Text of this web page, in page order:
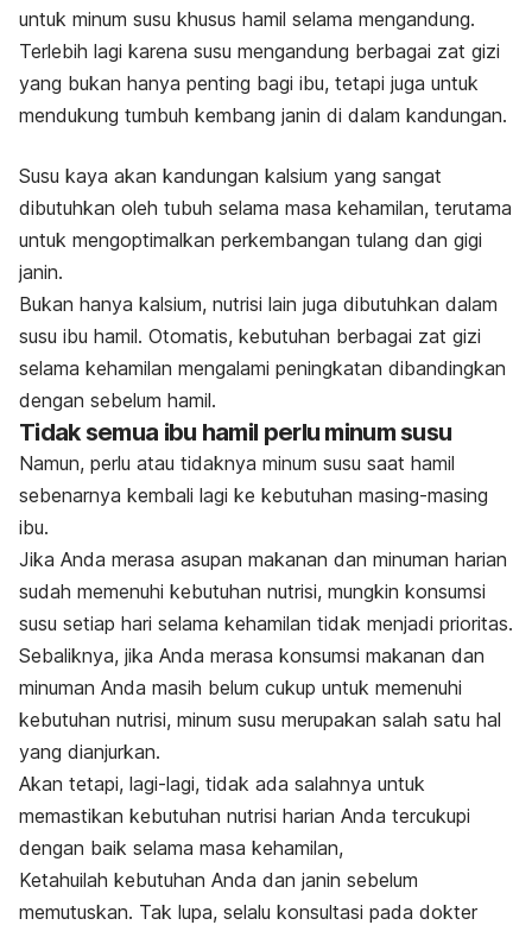
untuk minum susu khusus hamil selama mengandung.
Terlebih lagi karena susu mengandung berbagai zat gizi
yang bukan hanya penting bagi ibu, tetapi juga untuk
mendukung tumbuh kembang janin di dalam kandungan.
Susu kaya akan kandungan kalsium yang sangat
dibutuhkan oleh tubuh selama masa kehamilan, terutama
untuk mengoptimalkan perkembangan tulang dan gigi
janin.
Bukan hanya kalsium, nutrisi lain juga dibutuhkan dalam
susu ibu hamil. Otomatis, kebutuhan berbagai zat gizi
selama kehamilan mengalami peningkatan dibandingkan
dengan sebelum hamil.
Tidak semua ibu hamil perlu minum susu
Namun, perlu atau tidaknya minum susu saat hamil
sebenarnya kembali lagi ke kebutuhan masing-masing
ibu.
Jika Anda merasa asupan makanan dan minuman harian
sudah memenuhi kebutuhan nutrisi, mungkin konsumsi
susu setiap hari selama kehamilan tidak menjadi prioritas.
Sebaliknya, jika Anda merasa konsumsi makanan dan
minuman Anda masih belum cukup untuk memenuhi
kebutuhan nutrisi, minum susu merupakan salah satu hal
yang dianjurkan.
Akan tetapi, lagi-lagi, tidak ada salahnya untuk
memastikan kebutuhan nutrisi harian Anda tercukupi
dengan baik selama masa kehamilan,
Ketahuilah kebutuhan Anda dan janin sebelum
memutuskan. Tak lupa, selalu konsultasi pada dokter